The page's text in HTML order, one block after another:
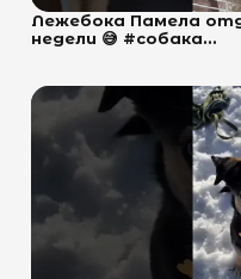
Лежебока Памела
недели 😅 #собака...